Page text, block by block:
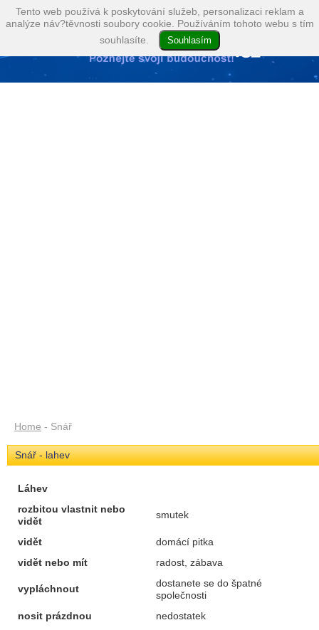
Home - Snář
Snář - lahev
Láhev
rozbitou vlastnit nebo
vidět
smutek
vidět
domácí pitka
vidět nebo mít
radost, zábava
vypláchnout
dostanete se do špatné
společnosti
nosit prázdnou
nedostatek
Tento web používá k poskytování služeb, personalizaci reklam a
analýze náv?těvnosti soubory cookie. Používáním tohoto webu s tím
souhlasíte.